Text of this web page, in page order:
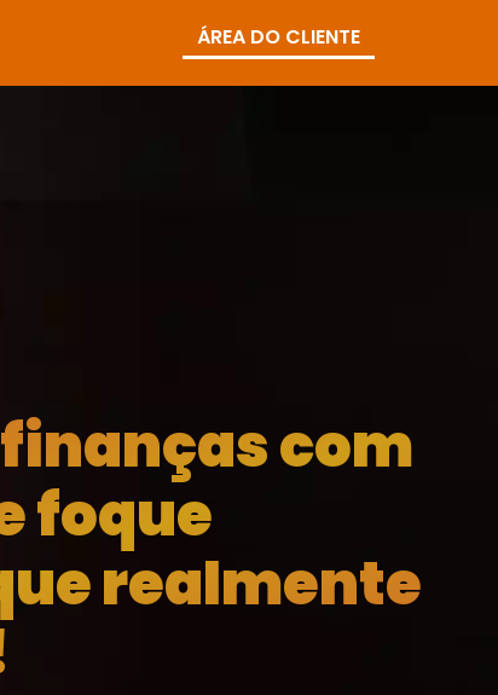
ÁREA DO CLIENTE
com
foque
realmente